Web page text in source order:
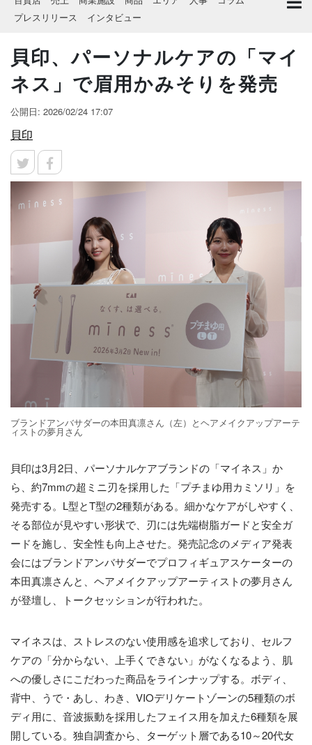
プレスリリース
インタビュー
貝印、パーソナルケアの「マイ
ネス」で眉用かみそりを発売
公開日: 2026/02/24 17:07
貝印
ブランドアンバサダーの本田真凛さん（左）とヘアメイクアップアーテ
ィストの夢月さん
貝印は3月2日、パーソナルケアブランドの「マイネス」か
ら、約7mmの超ミニ刃を採用した「プチまゆ用カミソリ」を
発売する。L型とT型の2種類がある。細かなケアがしやすく、
そる部位が見やすい形状で、刃には先端樹脂ガードと安全ガ
ードを施し、安全性も向上させた。発売記念のメディア発表
会にはブランドアンバサダーでプロフィギュアスケーターの
本田真凛さんと、ヘアメイクアップアーティストの夢月さん
が登壇し、トークセッションが行われた。
マイネスは、ストレスのない使用感を追求しており、セルフ
ケアの「分からない、上手くできない」がなくなるよう、肌
への優しさにこだわった商品をラインナップする。ボディ、
背中、うで・あし、わき、VIOデリケートゾーンの5種類のボ
ディ用に、音波振動を採用したフェイス用を加えた6種類を展
開している。独自調査から、ターゲット層である10～20代女